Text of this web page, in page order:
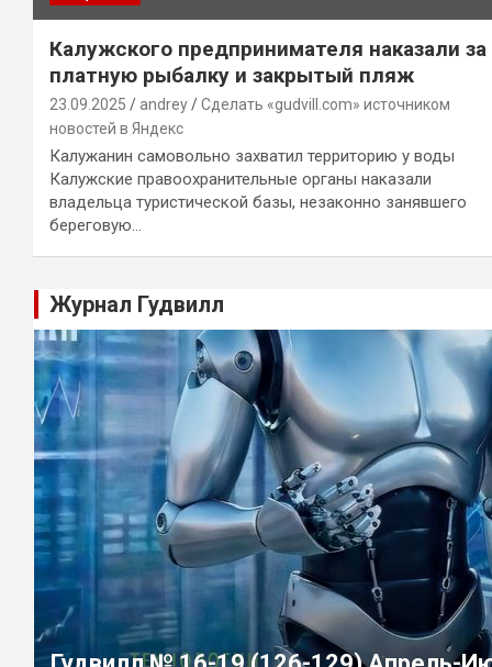
Калужского предпринимателя наказали за
платную рыбалку и закрытый пляж
23.09.2025 andrey
Сделать «gudvill.com» источником
новостей в Яндекс
Калужанин самовольно захватил территорию у воды
Калужские правоохранительные органы наказали
владельца туристической базы, незаконно занявшего
береговую…
Журнал Гудвилл